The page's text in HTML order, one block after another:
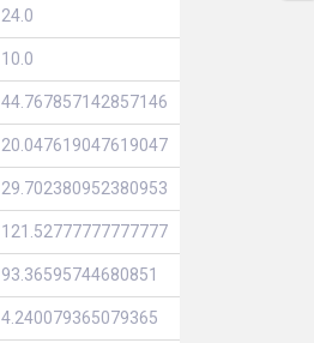
24.0
10.0
44.767857142857146
20.047619047619047
29.702380952380953
121.52777777777777
93.36595744680851
4.240079365079365